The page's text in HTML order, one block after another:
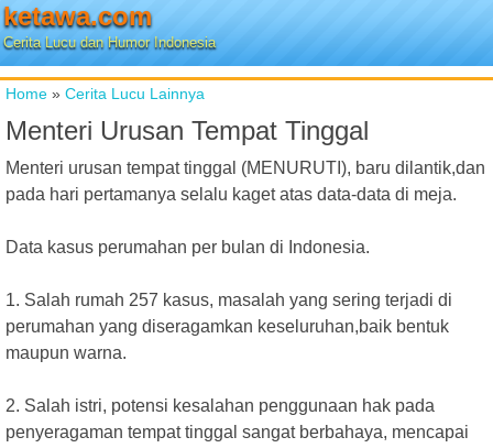
ketawa.com
Cerita Lucu dan Humor Indonesia
Home » Cerita Lucu Lainnya
Menteri Urusan Tempat Tinggal
Menteri urusan tempat tinggal (MENURUTI), baru dilantik,dan
pada hari pertamanya selalu kaget atas data-data di meja.
Data kasus perumahan per bulan di Indonesia.
1. Salah rumah 257 kasus, masalah yang sering terjadi di
perumahan yang diseragamkan keseluruhan,baik bentuk
maupun warna.
2. Salah istri, potensi kesalahan penggunaan hak pada
penyeragaman tempat tinggal sangat berbahaya, mencapai